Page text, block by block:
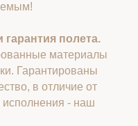
гарантия полета.
материалы
Гарантированы
в отличие от
исполнения - наш